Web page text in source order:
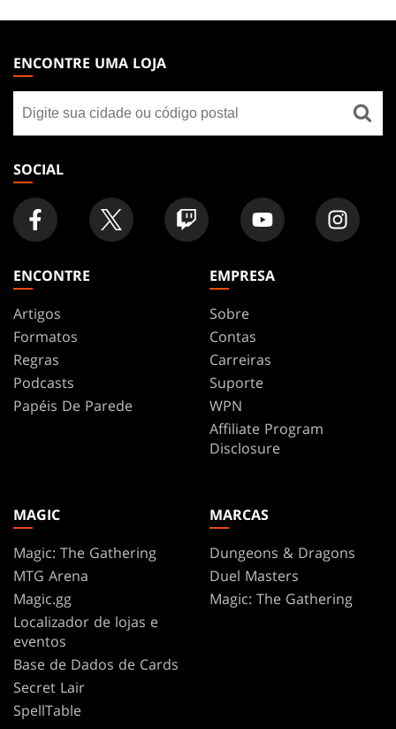
THE
GATHERING
FOOTER
ENCONTRE UMA LOJA
uma
loja
SOCIAL
ENCONTRE
Artigos
Formatos
Regras
Podcasts
Papéis De Parede
EMPRESA
Sobre
Contas
Carreiras
Suporte
WPN
Affiliate Program
Disclosure
MAGIC
Magic: The Gathering
MTG Arena
Magic.gg
Localizador de lojas e
eventos
Base de Dados de Cards
Secret Lair
SpellTable
MARCAS
Dungeons & Dragons
Duel Masters
Magic: The Gathering